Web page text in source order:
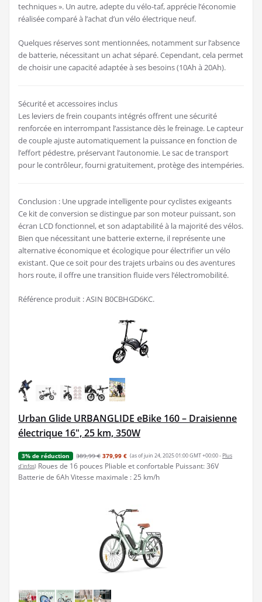
techniques ». Un autre, adepte du vélo-taf, apprécie l’économie
réalisée comparé à l’achat d’un vélo électrique neuf.
Quelques réserves sont mentionnées, notamment sur l’absence
de batterie, nécessitant un achat séparé. Cependant, cela permet
de choisir une capacité adaptée à ses besoins (10Ah à 20Ah).
Sécurité et accessoires inclus
Les leviers de frein coupants intégrés offrent une sécurité
renforcée en interrompant l’assistance dès le freinage. Le capteur
de couple ajuste automatiquement la puissance en fonction de
l’effort pédestre, préservant l’autonomie. Le sac de transport
pour le contrôleur, fourni gratuitement, protège des intempéries.
Conclusion : Une upgrade intelligente pour cyclistes exigeants
Ce kit de conversion se distingue par son moteur puissant, son
écran LCD fonctionnel, et son adaptabilité à la majorité des vélos.
Bien que nécessitant une batterie externe, il représente une
alternative économique et écologique pour électrifier un vélo
existant. Que ce soit pour des trajets urbains ou des aventures
hors route, il offre une transition fluide vers l’électromobilité.
Référence produit : ASIN B0CBHGD6KC.
Urban Glide URBANGLIDE eBike 160 – Draisienne
électrique 16", 25 km, 350W
3% de réduction 389,99 € 379,99 € (as of juin 24, 2025 01:00 GMT +00:00 - Plus
d’infos) Roues de 16 pouces Pliable et confortable Puissant: 36V
Batterie de 6Ah Vitesse maximale : 25 km/h